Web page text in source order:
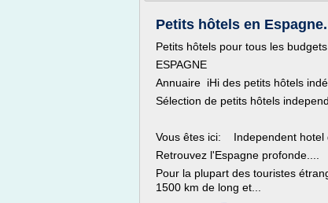
Petits hôtels en
Petits hôtels pour tous les budgets
ESPAGNE
Annuaire iHi des petits hôtels
Sélection de petits hôtels
Vous êtes ici: Independent
Retrouvez l'Espagne profonde....
Pour la plupart des touristes
1500 km de long et...